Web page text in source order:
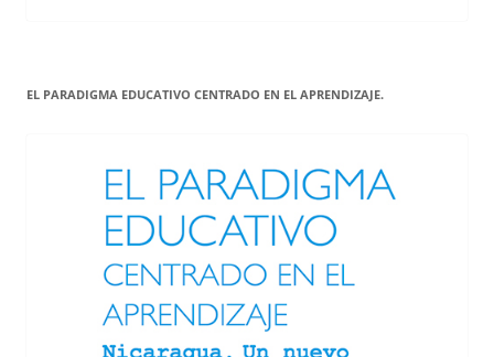
EL PARADIGMA EDUCATIVO CENTRADO EN EL APRENDIZAJE.